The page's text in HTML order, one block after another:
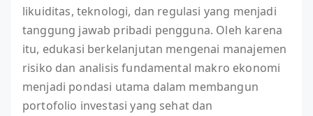
likuiditas, teknologi, dan regulasi yang menjadi
tanggung jawab pribadi pengguna. Oleh karena
itu, edukasi berkelanjutan mengenai manajemen
risiko dan analisis fundamental makro ekonomi
menjadi pondasi utama dalam membangun
portofolio investasi yang sehat dan